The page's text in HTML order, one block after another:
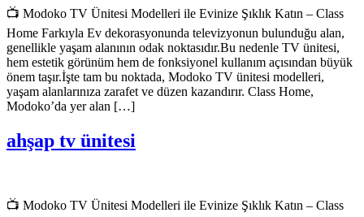
📺 Modoko TV Ünitesi Modelleri ile Evinize Şıklık Katın – Class
Home Farkıyla Ev dekorasyonunda televizyonun bulunduğu alan,
genellikle yaşam alanının odak noktasıdır.Bu nedenle TV ünitesi,
hem estetik görünüm hem de fonksiyonel kullanım açısından büyük
önem taşır.İşte tam bu noktada, Modoko TV ünitesi modelleri,
yaşam alanlarınıza zarafet ve düzen kazandırır. Class Home,
Modoko’da yer alan […]
ahşap tv ünitesi
📺 Modoko TV Ünitesi Modelleri ile Evinize Şıklık Katın – Class